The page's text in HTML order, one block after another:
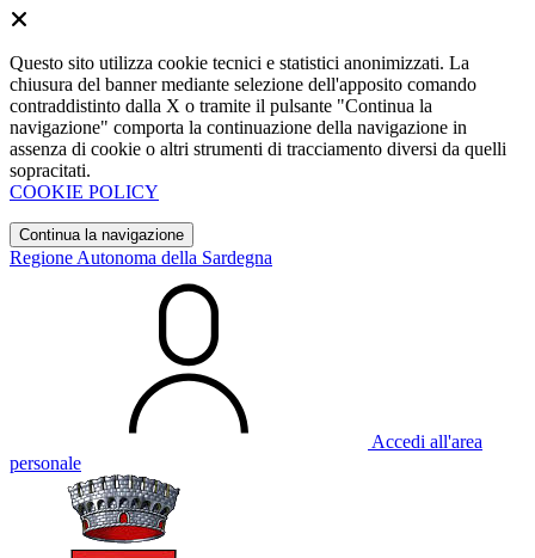
Questo sito utilizza cookie tecnici e statistici anonimizzati. La
chiusura del banner mediante selezione dell'apposito comando
contraddistinto dalla X o tramite il pulsante "Continua la
navigazione" comporta la continuazione della navigazione in
assenza di cookie o altri strumenti di tracciamento diversi da quelli
sopracitati.
COOKIE POLICY
Continua la navigazione
Regione Autonoma della Sardegna
Accedi all'area
personale